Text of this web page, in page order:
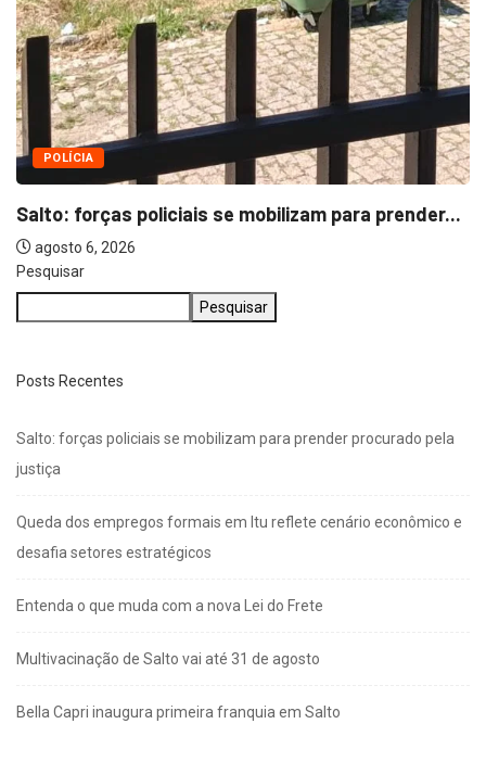
Pesquisar
Pesquisar
Posts Recentes
Salto: forças policiais se mobilizam para prender procurado pela
justiça
Queda dos empregos formais em Itu reflete cenário econômico e
desafia setores estratégicos
Entenda o que muda com a nova Lei do Frete
Multivacinação de Salto vai até 31 de agosto
Bella Capri inaugura primeira franquia em Salto